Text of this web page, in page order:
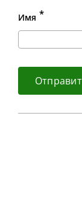
Имя *